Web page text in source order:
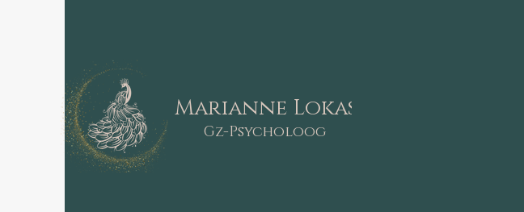
Marianne Lokas
Gz-Psycholoog